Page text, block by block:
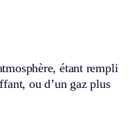
étant rempli
ou d’un gaz plus